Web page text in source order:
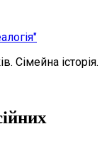
Сімейна історія.